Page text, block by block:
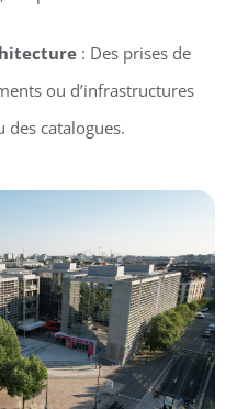
: Des prises de
ou d’infrastructures
des catalogues.